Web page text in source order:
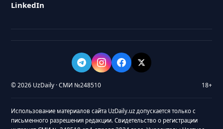
LinkedIn
© 2026 UzDaily · СМИ №248510 18+
Использование материалов сайта UzDaily.uz допускается только с
письменного разрешения редакции. Свидетельство о регистрации